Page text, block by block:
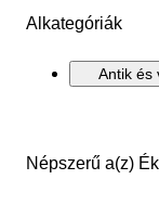
Alkategóriák
Antik és
Népszerű a(z)